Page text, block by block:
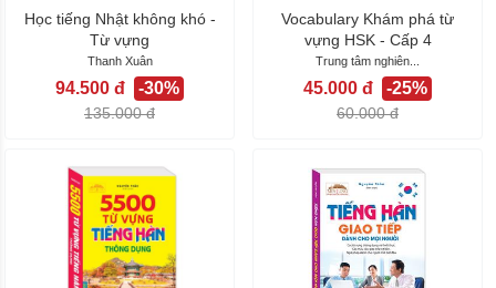
Học tiếng Nhật không khó -
Từ vựng
Thanh Xuân
94.500 đ -30%
135.000 đ
Vocabulary Khám phá từ
vựng HSK - Cấp 4
Trung tâm nghiên...
45.000 đ -25%
60.000 đ